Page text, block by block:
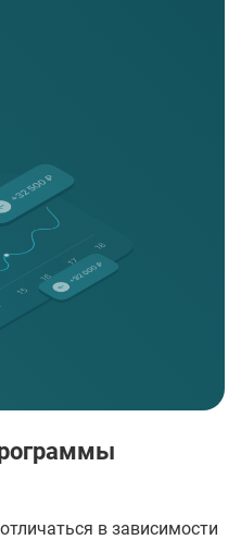
в зависимости